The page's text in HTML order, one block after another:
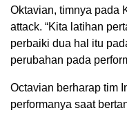
Oktavian, timnya pada
attack. “Kita latihan
perbaiki dua hal itu
perubahan pada
Octavian berharap tim
performanya saat